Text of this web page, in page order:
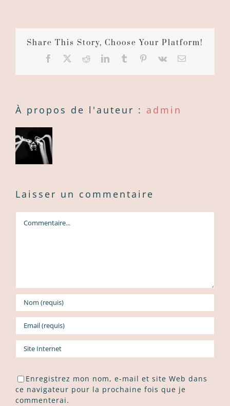
Share This Story, Choose Your Platform!
Facebook RedditLinkedIn
TumblrPinterest
Vk
Courriel
À propos de l'auteur : admin
Laisser un commentaire
Enregistrez mon nom, e-mail et site Web dans
ce navigateur pour la prochaine fois que je
commenterai.